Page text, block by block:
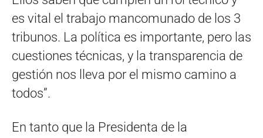
es vital el trabajo mancomunado de los 3
tribunos. La política es importante, pero las
cuestiones técnicas, y la transparencia de
gestión nos lleva por el mismo camino a
todos”.
En tanto que la Presidenta de la